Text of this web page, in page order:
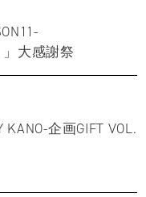
」大感謝祭
KANO-企画GIFT VOL.